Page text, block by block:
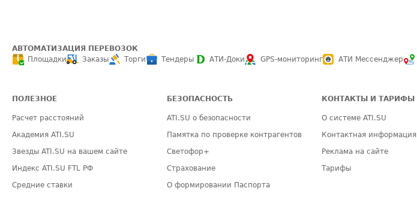
АВТОМАТИЗАЦИЯ ПЕРЕВОЗОК
Площадки
Заказы Торги Тендеры АТИ-Доки GPS-мониторинг АТИ Мессенджер
ПОЛЕЗНОЕ
Расчет расстояний
Академия ATI.SU
Звезды ATI.SU на вашем сайте
Индекс ATI.SU FTL РФ
Средние ставки
БЕЗОПАСНОСТЬ
ATI.SU о безопасности
Памятка по проверке контрагентов
Светофор+
Страхование
О формировании Паспорта
КОНТАКТЫ И ТАРИФЫ
О системе ATI.SU
Контактная информация
Реклама на сайте
Тарифы